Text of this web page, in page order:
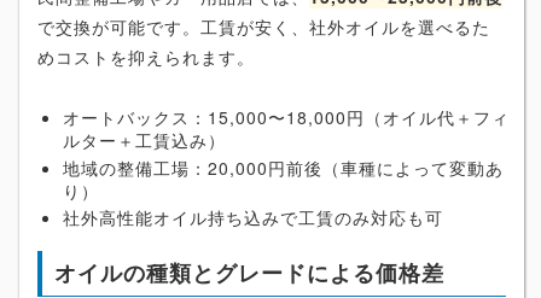
で交換が可能です。工賃が安く、社外オイルを選べるた
めコストを抑えられます。
オートバックス：15,000〜18,000円（オイル代＋フィ
ルター＋工賃込み）
地域の整備工場：20,000円前後（車種によって変動あ
り）
社外高性能オイル持ち込みで工賃のみ対応も可
オイルの種類とグレードによる価格差